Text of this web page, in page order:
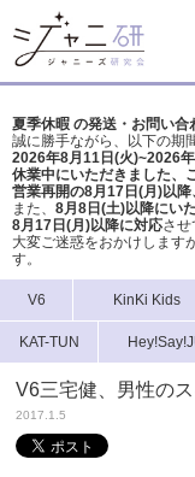
夏季休暇 の発送・お問い合
誠に勝手ながら、以下の期
2026年8月11日(火)~2026
休業中にいただきました、
営業再開の8月17日(月)以
また、 8月8日(土)以降にい
8月17日(月)以降に対応させ
大変ご迷惑をおかけしますが
す。
V6 KinKi Kids
KAT-TUN
V6三宅健、男性の
2017.1.5